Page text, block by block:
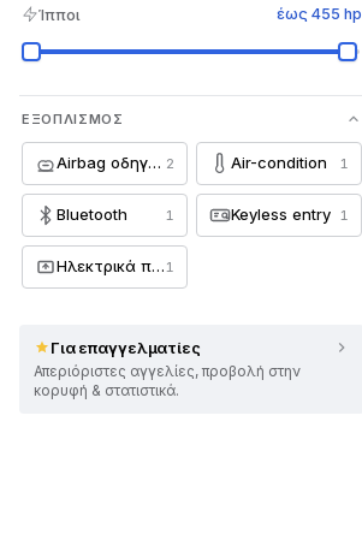
Rolls Royce 7
Saab 6
Seat 27
Skoda 17
Smart
SsangYong
Subaru
Suzuki
Ίπποι έως 455 hp
ΕΞΟΠΛΙΣΜΌΣ
Airbag οδηγού 2 Air-condition 1
Bluetooth 1 Keyless entry 1
Ηλεκτρικά παράθυρα 1
Για επαγγελματίες
Απεριόριστες αγγελίες, προβολή στην
κορυφή & στατιστικά.